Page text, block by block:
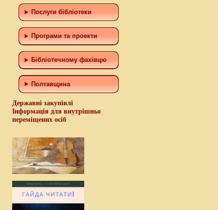
Послуги бібліотеки
Програми та проекти
Бiблiотечному фахiвцю
Полтавщина
Державні закупівлі
Інформація для внутрішньо
переміщених осіб